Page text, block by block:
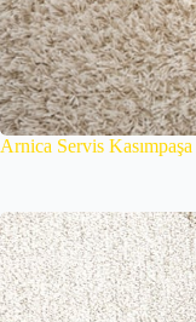
Arnica Servis Kasımpaşa